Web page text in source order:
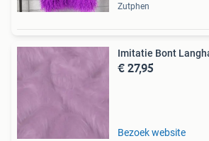
Zutphen
Imitatie Bont
€ 27,95
Bezoek website